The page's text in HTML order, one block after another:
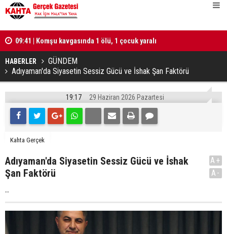
09:41 | Komşu kavgasında 1 ölü, 1 çocuk yaralı
HABERLER
GÜNDEM
Adıyaman'da Siyasetin Sessiz Gücü ve İshak Şan Faktörü
19:17 29 Haziran 2026 Pazartesi
Kahta Gerçek
Adıyaman'da Siyasetin Sessiz Gücü ve İshak
Şan Faktörü
..
A+
A-